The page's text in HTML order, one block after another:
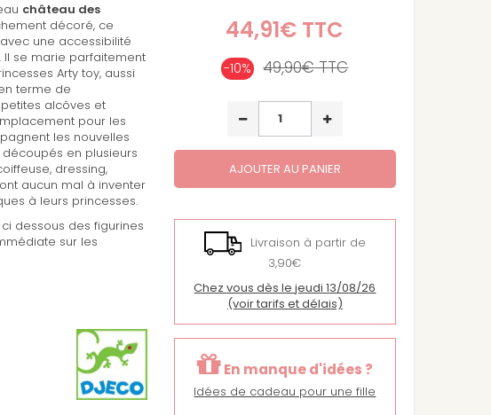
château des
décoré, ce
une accessibilité
Il se marie parfaitement
Arty toy, aussi
terme de
alcôves et
pour les
les nouvelles
découpés en plusieurs
dressing,
aucun mal à inventer
à leurs princesses.
dessous des figurines
sur les
44,91€ TTC
-10% 49,90€TTC
AJOUTER AU PANIER
Livraison à partir de
3,90€
Chez vous dès le jeudi 13/08/26
(voir tarifs et délais)
En manque d'idées ?
Idées de cadeau pour une fille